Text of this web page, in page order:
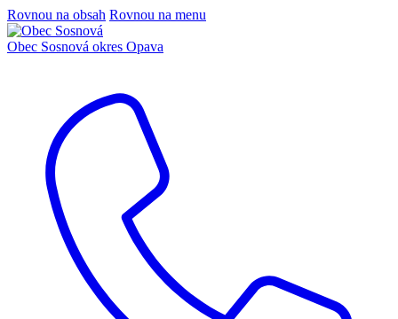
Rovnou na obsah Rovnou na menu
Obec Sosnová okres Opava